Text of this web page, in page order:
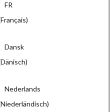
FR
Français)
Dansk
Dänisch)
Nederlands
Niederländisch)